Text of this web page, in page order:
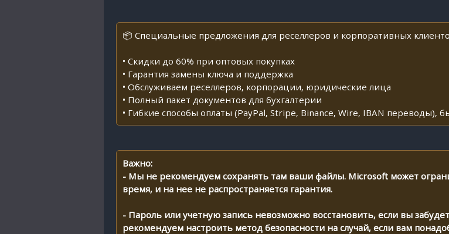
📦 Специальные предложения для реселлеров и корпоративных
• Скидки до 60% при оптовых покупках
• Гарантия замены ключа и поддержка
• Обслуживаем реселлеров, корпорации, юридические лица
• Полный пакет документов для бухгалтерии
• Гибкие способы оплаты (PayPal, Stripe, Binance, Wire, IBAN переводы),
Важно:
- Мы не рекомендуем сохранять там ваши файлы. Microsoft может
время, и на нее не распространяется гарантия.
- Пароль или учетную запись невозможно восстановить, если вы
рекомендуем настроить метод безопасности на случай, если вам